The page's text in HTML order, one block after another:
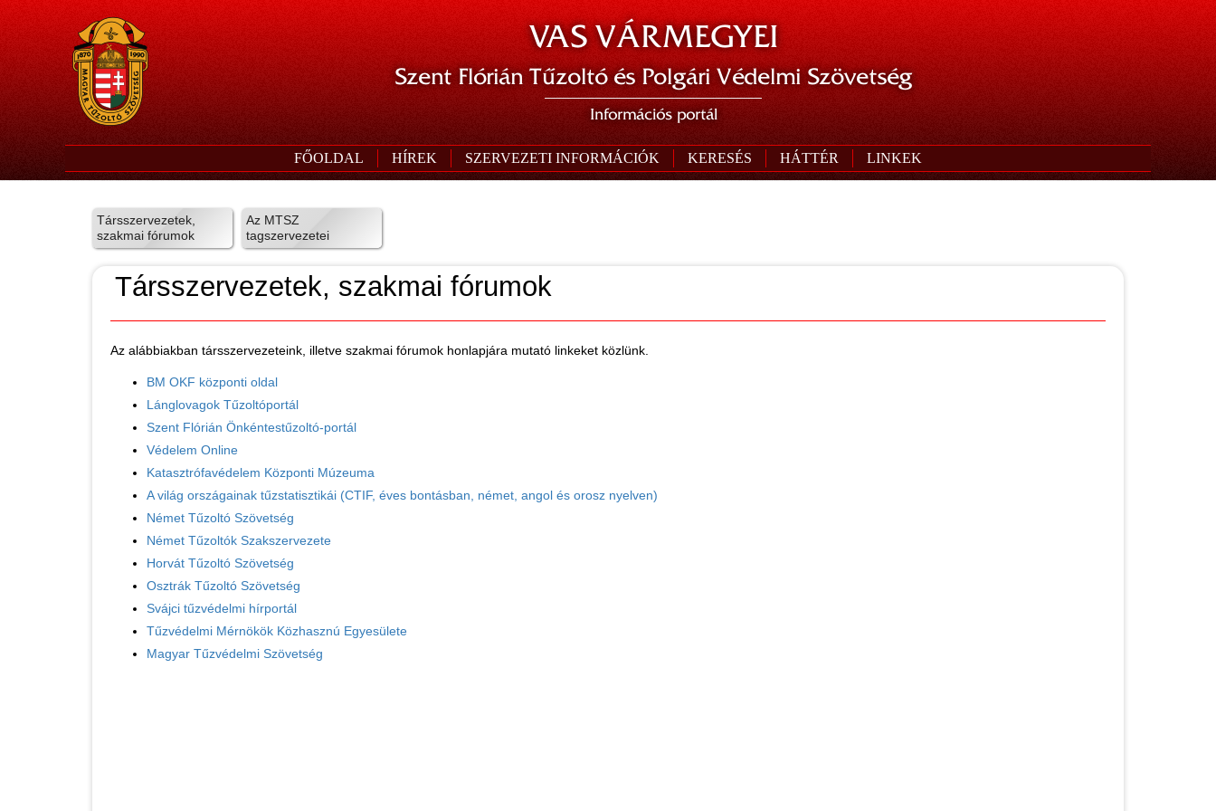
VAS VÁRMEGYEI
Szent Flórián Tűzoltó és Polgári Védelmi Szövetség
Információs portál
FŐOLDAL HÍREK SZERVEZETI INFORMÁCIÓK KERESÉS HÁTTÉR LINKEK
Társszervezetek,
szakmai fórumok
Az MTSZ
tagszervezetei
Társszervezetek, szakmai fórumok
Az alábbiakban társszervezeteink, illetve szakmai fórumok honlapjára mutató linkeket közlünk.
BM OKF központi oldal
Lánglovagok Tűzoltóportál
Szent Flórián Önkéntestűzoltó-portál
Védelem Online
Katasztrófavédelem Központi Múzeuma
A világ országainak tűzstatisztikái (CTIF, éves bontásban, német, angol és orosz nyelven)
Német Tűzoltó Szövetség
Német Tűzoltók Szakszervezete
Horvát Tűzoltó Szövetség
Osztrák Tűzoltó Szövetség
Svájci tűzvédelmi hírportál
Tűzvédelmi Mérnökök Közhasznú Egyesülete
Magyar Tűzvédelmi Szövetség